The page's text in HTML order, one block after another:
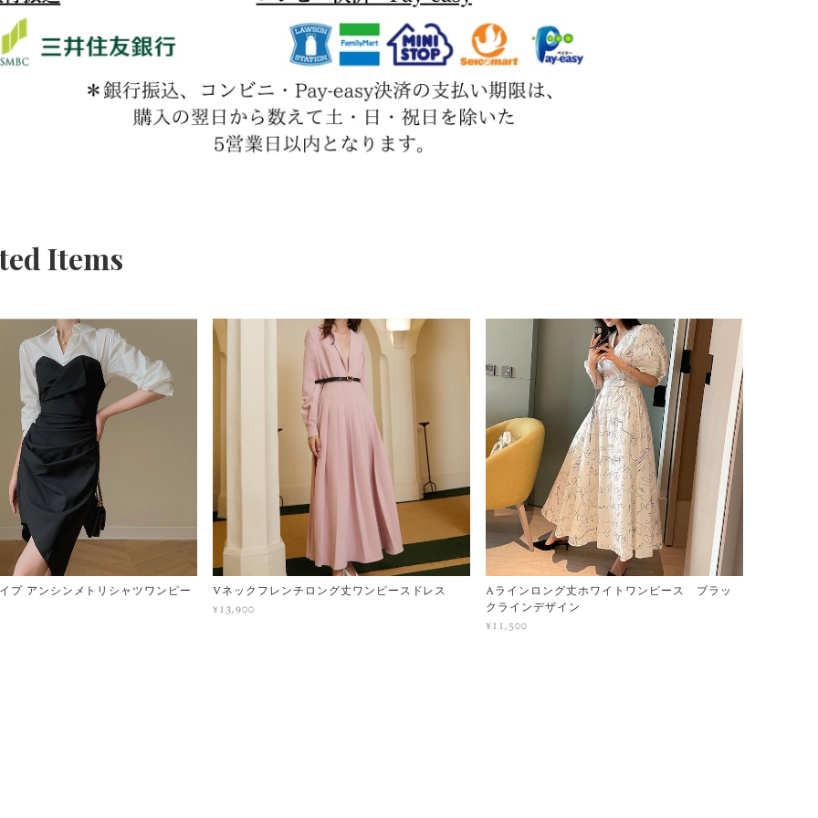
Items
プ アンシンメトリシャツワンピー
Vネックフレンチロング丈ワンピースドレス
¥13,900
Aラインロング丈ホワイトワンピース ブラッ
クラインデザイン
¥11,500